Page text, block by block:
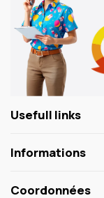
Usefull links
Informations
Coordonnées